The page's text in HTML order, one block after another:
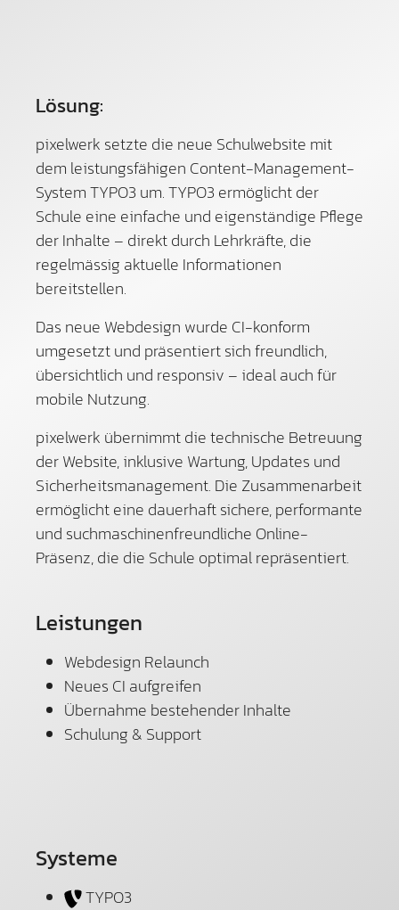
Lösung:
pixelwerk setzte die neue Schulwebsite mit
dem leistungsfähigen Content-Management-
System TYPO3 um. TYPO3 ermöglicht der
Schule eine einfache und eigenständige Pflege
der Inhalte – direkt durch Lehrkräfte, die
regelmässig aktuelle Informationen
bereitstellen.
Das neue Webdesign wurde CI-konform
umgesetzt und präsentiert sich freundlich,
übersichtlich und responsiv – ideal auch für
mobile Nutzung.
pixelwerk übernimmt die technische Betreuung
der Website, inklusive Wartung, Updates und
Sicherheitsmanagement. Die Zusammenarbeit
ermöglicht eine dauerhaft sichere, performante
und suchmaschinenfreundliche Online-
Präsenz, die die Schule optimal repräsentiert.
Leistungen
Webdesign Relaunch
Neues CI aufgreifen
Übernahme bestehender Inhalte
Schulung & Support
Systeme
TYPO3